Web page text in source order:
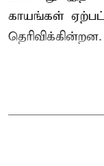
காயங்கள்
தெரிவிக்கின்றன.